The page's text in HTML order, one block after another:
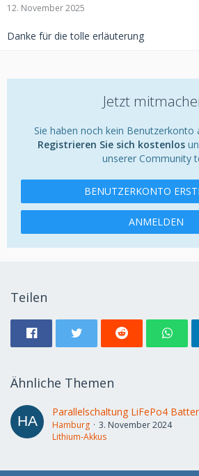
12. November 2025
Danke für die tolle erläuterung
Jetzt
Sie haben noch kein Benutzerkonto
Registrieren Sie sich kostenlos
unserer Community
BENUTZERKONTO
ANMELDEN
Teilen
Ähnliche Themen
Parallelschaltung LiFePo4
Hamburg
3. November 2024
Lithium-Akkus